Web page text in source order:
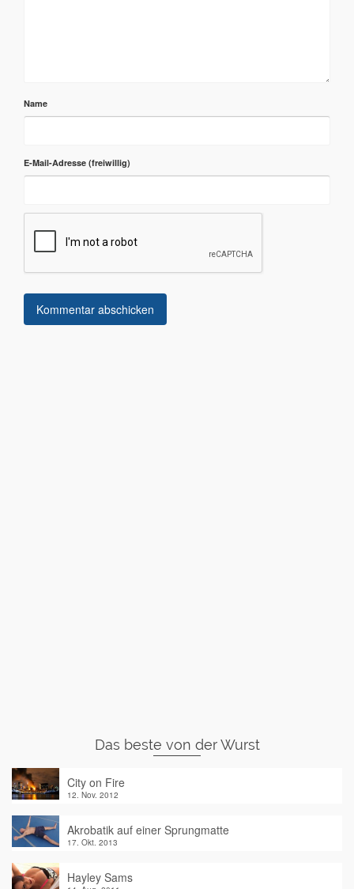
Name
E-Mail-Adresse
Das beste von der Wurst
City on Fire
12. Nov. 2012
Akrobatik auf einer Sprungmatte
17. Okt. 2013
Hayley Sams